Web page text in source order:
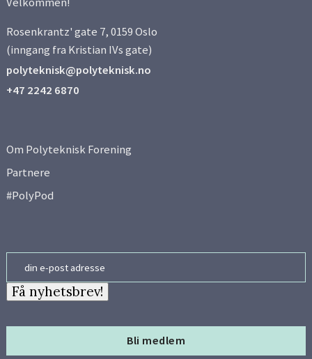
Rosenkrantz' gate 7, 0159 Oslo
(inngang fra Kristian IVs gate)
polyteknisk@polyteknisk.no
+47 2242 6870
Om Polyteknisk Forening
Partnere
#PolyPod
Bli medlem
Få nyhetsbrev!